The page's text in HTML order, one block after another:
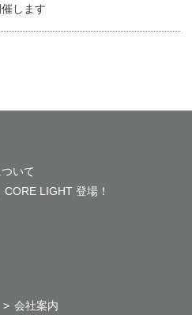
します
いて
LIGHT 登場！
会社案内